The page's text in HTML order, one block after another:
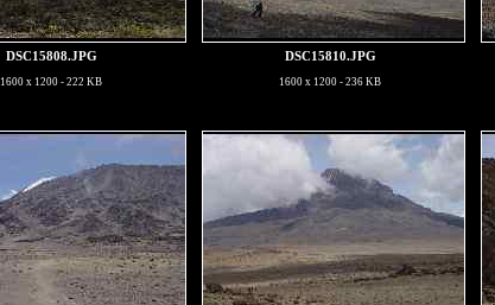
DSC15808.JPG
1600 x 1200 - 222 KB
DSC15810.JPG
1600 x 1200 - 236 KB